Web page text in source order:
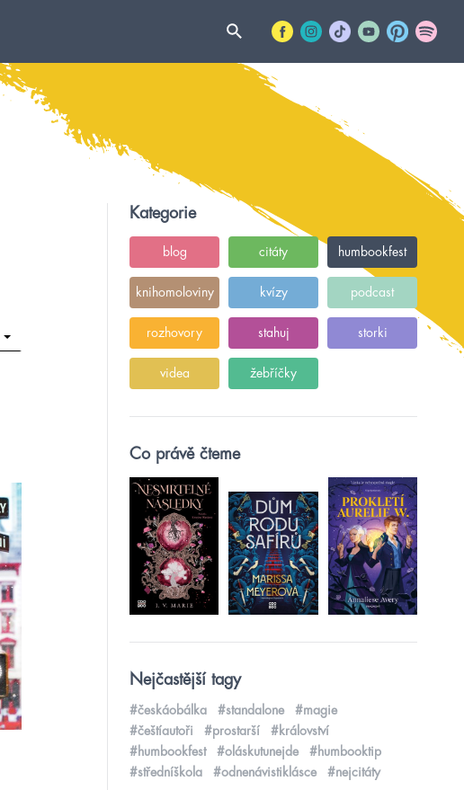
Kategorie
blog citáty humbookfest
knihomoloviny kvízy podcast
rozhovory stahuj storki
videa žebříčky
Co právě čteme
Nejčastější tagy
#českáobálka #standalone
#magie
#češtíautoři
#prostarší
#království
#humbookfest
#oláskutunejde
#humbooktip
#středníškola
#odnenávistiklásce #nejcitáty